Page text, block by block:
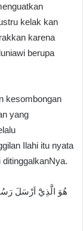
kelak kan
karena
berupa
kesombongan
yang
Ilahi itu nyata
هُوَ الَّذِيْٓ اَرْسَلَ